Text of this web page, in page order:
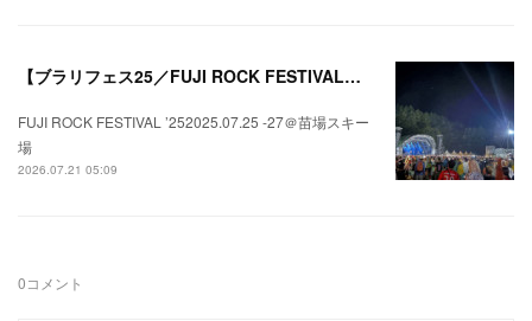
【ブラリフェス25／FUJI ROCK FESTIVAL】日本の夏にはフジロックが欠かせない。
FUJI ROCK FESTIVAL ’252025.07.25 -27＠苗場スキー
場
2026.07.21 05:09
0コメント